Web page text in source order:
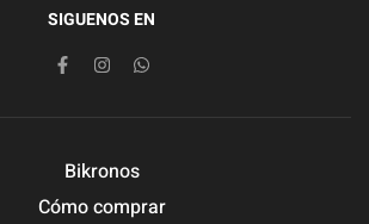
SIGUENOS EN
Bikronos
Cómo comprar